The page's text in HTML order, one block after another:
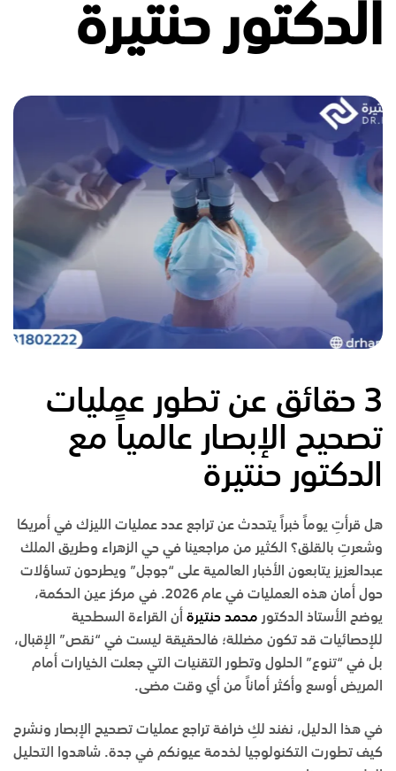
الدكتور حنتيرة
3 حقائق عن تطور عمليات
تصحيح الإبصار عالمياً مع
الدكتور حنتيرة
هل قرأتِ يوماً خبراً يتحدث عن تراجع عدد عمليات الليزك في أمريكا
وشعرتِ بالقلق؟ الكثير من مراجعينا في حي الزهراء وطريق الملك
عبدالعزيز يتابعون الأخبار العالمية على “جوجل” ويطرحون تساؤلات
حول أمان هذه العمليات في عام 2026. في
مركز عين الحكمة،
يوضح
الأستاذ الدكتور محمد حنتيرة أن القراءة السطحية
للإحصائيات قد تكون مضللة؛ فالحقيقة ليست في “نقص” الإقبال،
بل في “تنوع” الحلول وتطور التقنيات التي جعلت الخيارات أمام
المريض أوسع وأكثر أماناً من أي وقت مضى.
في هذا الدليل، نفند لكِ خرافة تراجع عمليات تصحيح الإبصار ونشرح
كيف تطورت التكنولوجيا لخدمة عيونكم في جدة. شاهدوا التحليل